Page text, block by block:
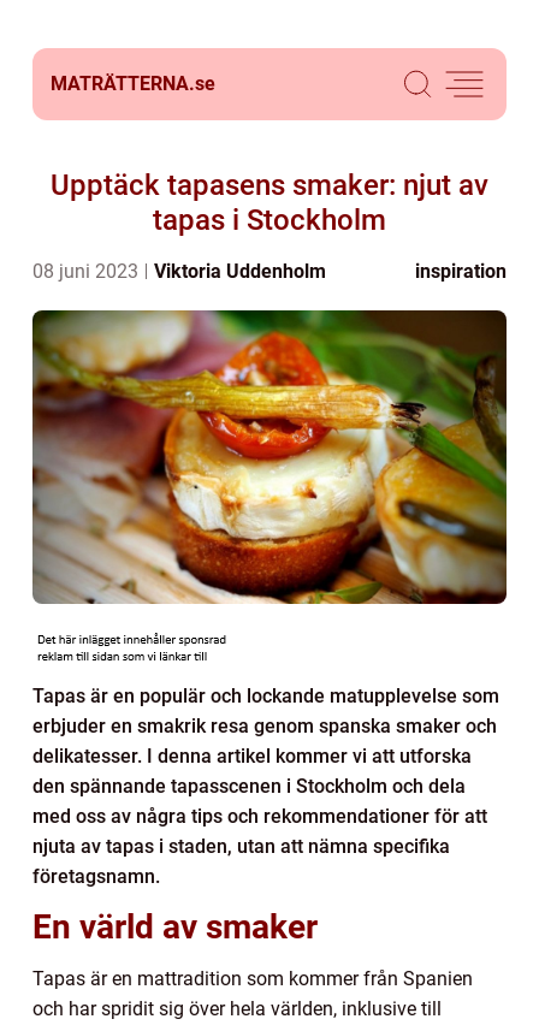
MATRÄTTERNA.se
Upptäck tapasens smaker: njut av
tapas i Stockholm
08 juni 2023 Viktoria Uddenholm inspiration
Tapas är en populär och lockande matupplevelse som
erbjuder en smakrik resa genom spanska smaker och
delikatesser. I denna artikel kommer vi att utforska
den spännande tapasscenen i Stockholm och dela
med oss av några tips och rekommendationer för att
njuta av tapas i staden, utan att nämna specifika
företagsnamn.
En värld av smaker
Tapas är en mattradition som kommer från Spanien
och har spridit sig över hela världen, inklusive till